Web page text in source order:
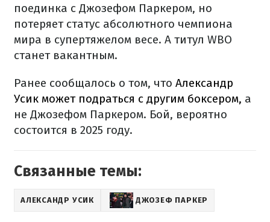
поединка с Джозефом Паркером, но
потеряет статус абсолютного чемпиона
мира в супертяжелом весе. А титул WBO
станет вакантным.
Ранее сообщалось о том, что Александр
Усик может подраться с другим боксером, а
не Джозефом Паркером. Бой, вероятно
состоится в 2025 году.
Связанные темы:
АЛЕКСАНДР УСИК ДЖОЗЕФ ПАРКЕР